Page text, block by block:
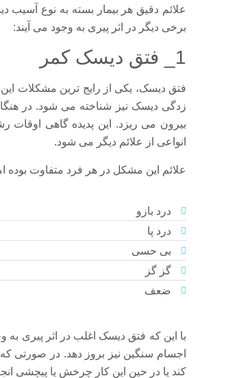
علائم دقیق هر بیمار بسته به نوع
برخی دیگر در اثر پیری به وجود می آیند:
1_ فتق دیسک کمر
فتق دیسک، یکی از رایج ترین مشکلات این
زدگی دیسک نیز شناخته می شود. در
بیرون می ریزد. این پدیده گاهی
انواعی از علائم دیگر می شود.
علائم این مشکل در هر فرد متفاوت بوده
درد بازو
درد پا
بی حسی
گز گز
ضعف
با این که فتق دیسک اغلب در اثر پیری به
اجسام سنگین نیز بروز دهد. در صورتی که
کند یا در حین این کار چرخش یا پیچشی